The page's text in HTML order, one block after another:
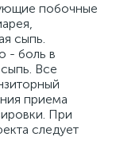
побочные
сыпь.
- боль в
Все
приема
При
следует